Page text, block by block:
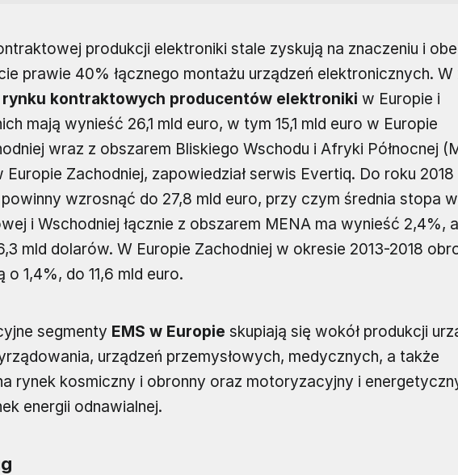
produkcji elektroniki stale zyskują na znaczeniu i
prawie 40% łącznego montażu urządzeń elektronicznych. W
kontraktowych producentów elektroniki w Europie i
mają wynieść 26,1 mld euro, w tym 15,1 mld euro w Europie
wraz z obszarem Bliskiego Wschodu i Afryki Północnej
Europie Zachodniej, zapowiedział serwis Evertiq. Do roku 2018
wzrosnąć do 27,8 mld euro, przy czym średnia stopa
i Wschodniej łącznie z obszarem MENA ma wynieść 2,4%, a
mld dolarów. W Europie Zachodniej w okresie 2013-2018
1,4%, do 11,6 mld euro.
segmenty EMS w Europie skupiają się wokół produkcji
urządzeń przemysłowych, medycznych, a także
rynek kosmiczny i obronny oraz motoryzacyjny i
energii odnawialnej.